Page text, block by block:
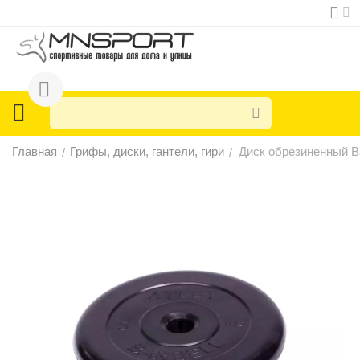
Главная / Грифы, диски, гантели, гири / Диск обрезиненный